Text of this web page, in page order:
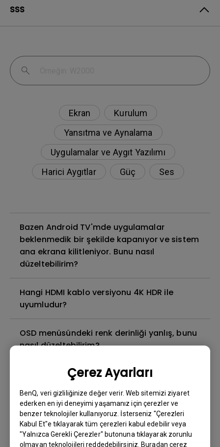
Çerez Ayarları
BenQ, veri gizliliğinize değer verir. Web sitemizi ziyaret
ederken en iyi deneyimi yaşamanız için çerezler ve
benzer teknolojiler kullanıyoruz. İsterseniz "Çerezleri
Kabul Et"e tıklayarak tüm çerezleri kabul edebilir veya
"Yalnızca Gerekli Çerezler" butonuna tıklayarak zorunlu
olmayan teknolojileri reddedebilirsiniz. Buradan çerez
SSS
Ekran
Kurulum
Yansıtma ve Aynalama
Uygulamalar ve Aygıt Yazılımı
Harici Aygıtlar
Güç Ses
Bazen Android TV'mde uygulamalar
beklenmedik bir şekilde kapanıyor ve sistem
ana ekrana kilitleniyor. Bunu nasıl
düzeltebilirim?
Hangi HDMI kablo versiyonu 4K HDR ile
uyumludur?
OSD menüsündeki renk derinliği yanlış, bunu
nasıl düzeltebilirim?
Projektör lambası nasıl değiştirilir ve lamba
Projektör bekleme modunda ısınır. Bunu
nasıl düzeltebilirim?